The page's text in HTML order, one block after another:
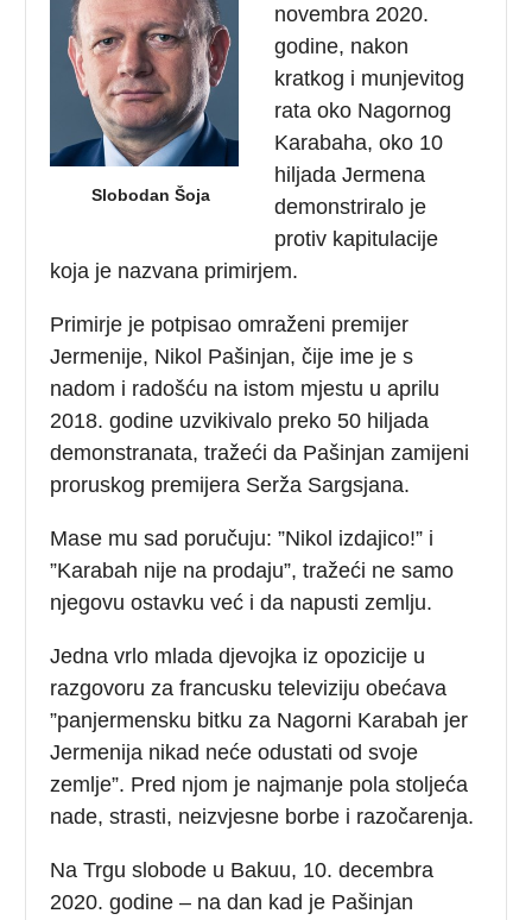
Slobodan Šoja
novembra 2020.
godine, nakon
kratkog i munjevitog
rata oko Nagornog
Karabaha, oko 10
hiljada Jermena
demonstriralo je
protiv kapitulacije
koja je nazvana primirjem.
Primirje je potpisao omraženi premijer
Jermenije, Nikol Pašinjan, čije ime je s
nadom i radošću na istom mjestu u aprilu
2018. godine uzvikivalo preko 50 hiljada
demonstranata, tražeći da Pašinjan zamijeni
proruskog premijera Serža Sargsjana.
Mase mu sad poručuju: ”Nikol izdajico!” i
”Karabah nije na prodaju”, tražeći ne samo
njegovu ostavku već i da napusti zemlju.
Jedna vrlo mlada djevojka iz opozicije u
razgovoru za francusku televiziju obećava
”panjermensku bitku za Nagorni Karabah jer
Jermenija nikad neće odustati od svoje
zemlje”. Pred njom je najmanje pola stoljeća
nade, strasti, neizvjesne borbe i razočarenja.
Na Trgu slobode u Bakuu, 10. decembra
2020. godine – na dan kad je Pašinjan